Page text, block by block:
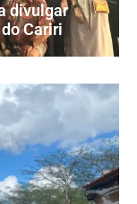
divulgar
Cariri